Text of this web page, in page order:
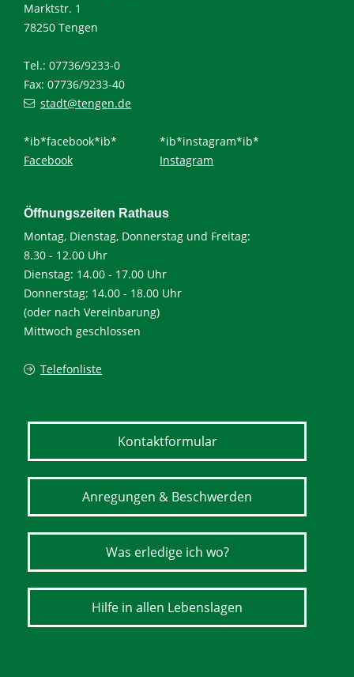
Marktstr. 1
78250 Tengen
Tel.: 07736/9233-0
Fax: 07736/9233-40
stadt@tengen.de
*ib*facebook*ib*
Facebook
*ib*instagram*ib*
Instagram
Öffnungszeiten Rathaus
Montag, Dienstag, Donnerstag und Freitag:
8.30 - 12.00 Uhr
Dienstag: 14.00 - 17.00 Uhr
Donnerstag: 14.00 - 18.00 Uhr
(oder nach Vereinbarung)
Mittwoch geschlossen
Telefonliste
Kontaktformular
Anregungen & Beschwerden
Was erledige ich wo?
Hilfe in allen Lebenslagen